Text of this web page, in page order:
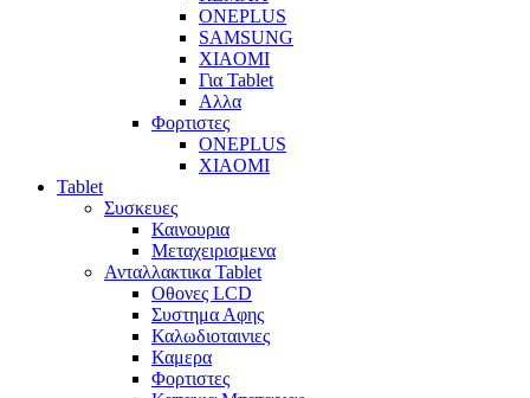
ONEPLUS
SAMSUNG
XIAOMI
Για Tablet
Αλλα
Φορτιστες
ONEPLUS
XIAOMI
Tablet
Συσκευες
Καινουρια
Μεταχειρισμενα
Ανταλλακτικα Tablet
Οθονες LCD
Συστημα Αφης
Καλωδιοταινιες
Καμερα
Φορτιστες